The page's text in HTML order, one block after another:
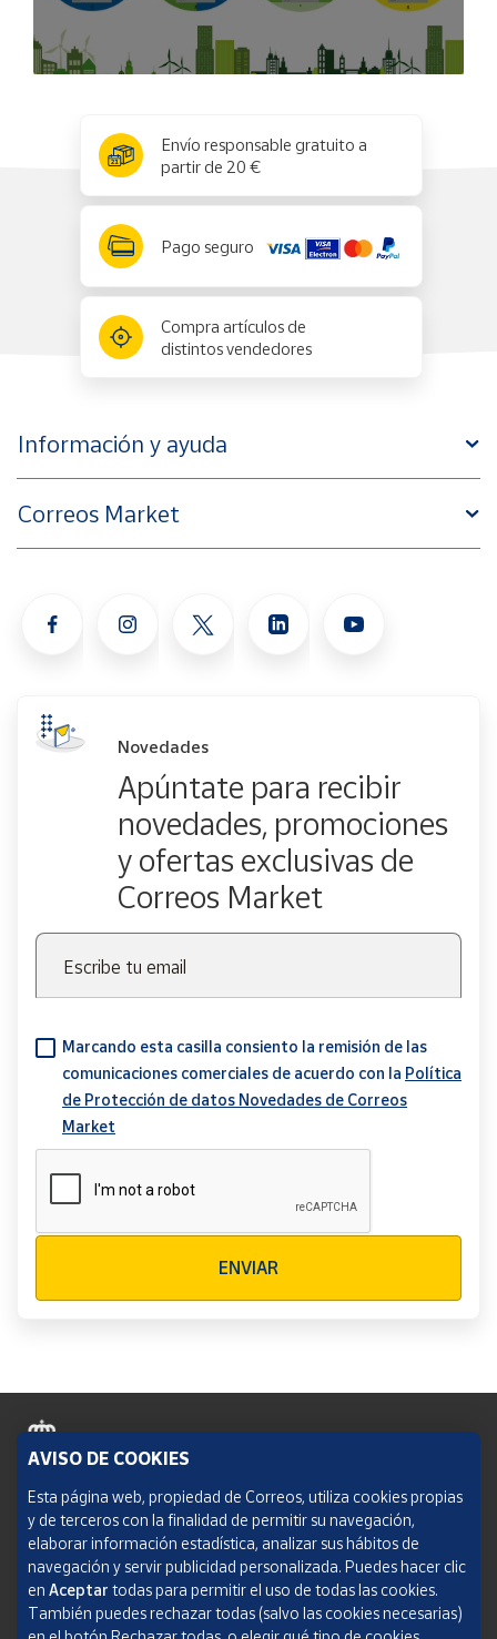
Envío responsable gratuito a
partir de 20 €
Pago seguro
Compra artículos de
distintos vendedores
Información y ayuda
Correos Market
Novedades
Apúntate para recibir
novedades, promociones
y ofertas exclusivas de
Correos Market
Escribe tu email
Marcando esta casilla consiento la remisión de las
comunicaciones comerciales de acuerdo con la Política
de Protección de datos Novedades de Correos
Market
ENVIAR
Política de cookies
Aviso legal
Condiciones del servicio
Política de Privacidad Web
AVISO DE COOKIES
Esta página web, propiedad de Correos, utiliza cookies propias
y de terceros con la finalidad de permitir su navegación,
elaborar información estadística, analizar sus hábitos de
navegación y servir publicidad personalizada. Puedes hacer clic
en Aceptar todas para permitir el uso de todas las cookies.
También puedes rechazar todas (salvo las cookies necesarias)